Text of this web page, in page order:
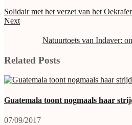
Solidair met het verzet van het
Next
Natuurtoets van Indaver:
Related Posts
Guatemala toont nogmaals haar
07/09/2017